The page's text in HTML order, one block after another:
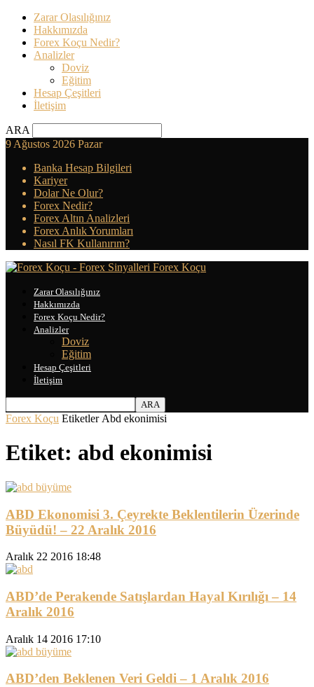
Zarar Olasılığınız
Hakkımızda
Forex Koçu Nedir?
Analizler
Doviz
Eğitim
Hesap Çeşitleri
İletişim
ARA
9 Ağustos 2026 Pazar
Banka Hesap Bilgileri
Kariyer
Dolar Ne Olur?
Forex Nedir?
Forex Altın Analizleri
Forex Anlık Yorumları
Nasıl FK Kullanırım?
Forex Koçu
Zarar Olasılığınız
Hakkımızda
Forex Koçu Nedir?
Analizler
Doviz
Eğitim
Hesap Çeşitleri
İletişim
Forex Koçu Etiketler Abd ekonimisi
Etiket: abd ekonimisi
ABD Ekonomisi 3. Çeyrekte Beklentilerin Üzerinde
Büyüdü! – 22 Aralık 2016
Aralık 22 2016 18:48
ABD’de Perakende Satışlardan Hayal Kırılığı – 14
Aralık 2016
Aralık 14 2016 17:10
ABD’den Beklenen Veri Geldi – 1 Aralık 2016